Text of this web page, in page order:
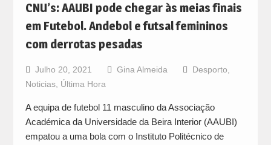
CNU’s: AAUBI pode chegar às meias finais
em Futebol. Andebol e futsal femininos
com derrotas pesadas
Julho 20, 2021 Gina Almeida Desporto,
Noticias, Última Hora
A equipa de futebol 11 masculino da Associação
Académica da Universidade da Beira Interior (AAUBI)
empatou a uma bola com o Instituto Politécnico de